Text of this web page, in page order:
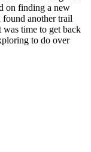
on finding a new
another trail
time to get back
to do over